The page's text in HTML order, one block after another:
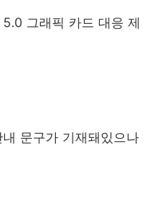
그래픽 카드 대응 제
문구가 기재돼있으나